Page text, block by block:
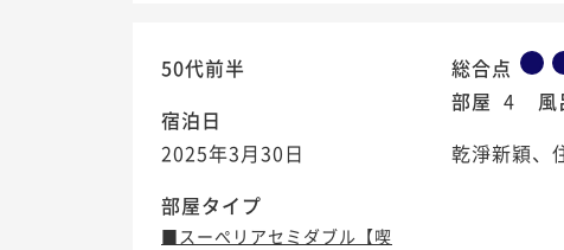
/5
50代前半
宿泊日
2025年3月30日
部屋タイプ
■スーぺリアセミダブル【喫
総合点
部屋 4 風
乾淨新穎、